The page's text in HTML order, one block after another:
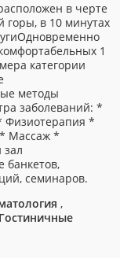
в черте
горы, в 10 минутах
1
категории
методы
заболеваний: *
Физиотерапия *
Массаж *
банкетов,
семинаров.
,
Гостиничные